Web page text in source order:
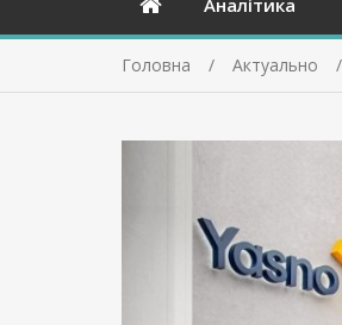
Аналітика
Головна Актуально